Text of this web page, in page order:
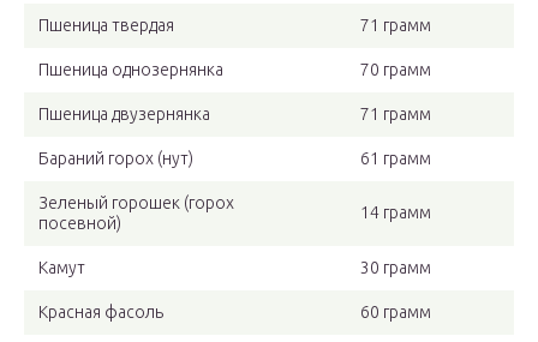
Пшеница твердая 71 грамм
Пшеница однозернянка 70 грамм
Пшеница двузернянка 71 грамм
Бараний горох (нут) 61 грамм
Зеленый горошек (горох
посевной)
14 грамм
Камут 30 грамм
Красная фасоль 60 грамм